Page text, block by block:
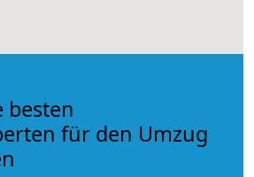
besten
für den Umzug